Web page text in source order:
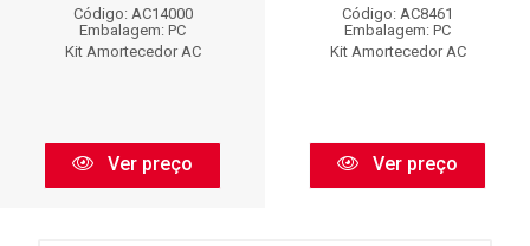
Código: AC14000
Embalagem: PC
Kit Amortecedor AC
Ver preço
Código: AC8461
Embalagem: PC
Kit Amortecedor AC
Ver preço